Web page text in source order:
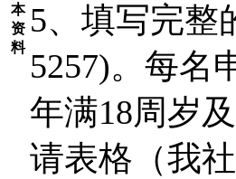
本
资
料
5、填写完整
5257)。每名
年满18周岁
请表格（我社